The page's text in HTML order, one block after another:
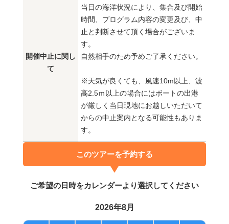
開催中止に関し
て
当日の海洋状況により、集合及び開始
時間、プログラム内容の変更及び、中
止と判断させて頂く場合がございま
す。
自然相手のため予めご了承ください。
※天気が良くても、風速10m以上、波
高2.5ｍ以上の場合にはボートの出港
が厳しく当日現地にお越しいただいて
からの中止案内となる可能性もありま
す。
このツアーを予約する
ご希望の日時をカレンダーより選択してください
2026年8月